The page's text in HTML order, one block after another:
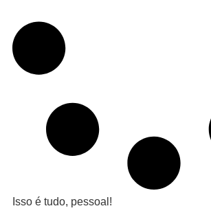
Isso é tudo, pessoal!